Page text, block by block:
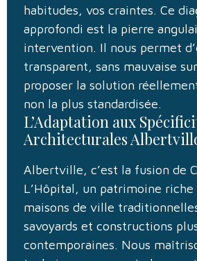
habitudes, vos craintes. Ce
approfondi est la pierre
intervention. Il nous permet
transparent, sans mauvaise
proposer la solution
non la plus standardisée.
L’Adaptation aux
Architecturales
Albertville, c’est la fusion de
L’Hôpital, un patrimoine
maisons de ville
savoyards et constructions
contemporaines. Nous